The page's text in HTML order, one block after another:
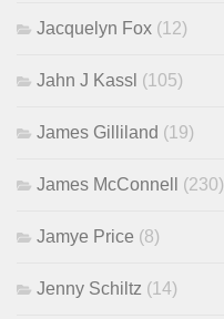
Jacquelyn Fox (12)
Jahn J Kassl (105)
James Gilliland (19)
James McConnell (230)
Jamye Price (8)
Jenny Schiltz (14)